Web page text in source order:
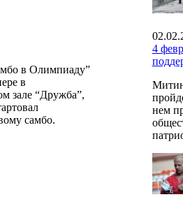
в Олимпиаду”
в
зале “Дружба”,
самбо.
4
нем